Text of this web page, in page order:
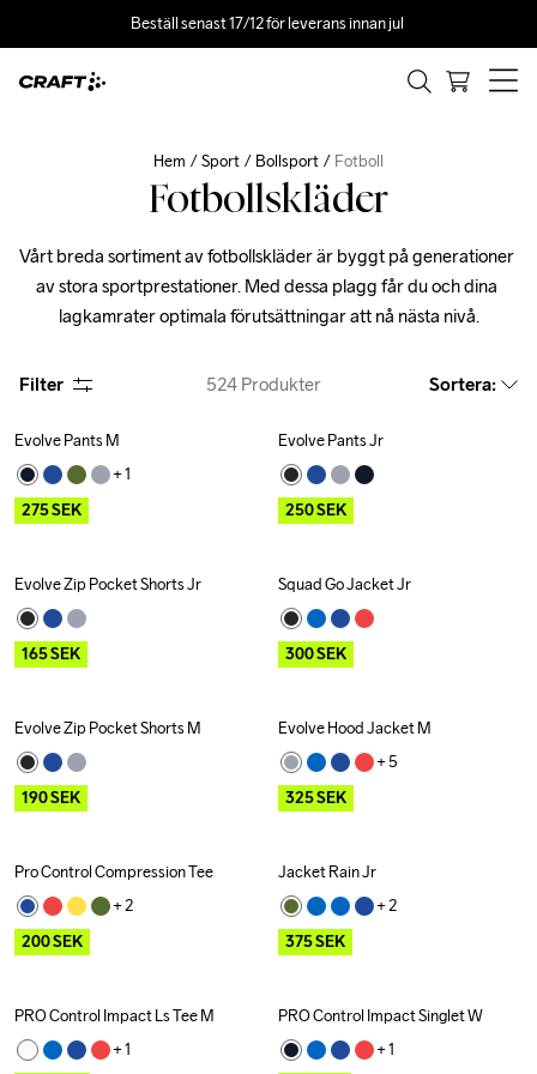
Beställ senast 17/12 för leverans innan jul
Hem Sport Bollsport Fotboll
Fotbollskläder
Vårt breda sortiment av fotbollskläder är byggt på generationer
av stora sportprestationer. Med dessa plagg får du och dina
lagkamrater optimala förutsättningar att nå nästa nivå.
Filter 524 Produkter Sortera:
Outlet
Evolve Pants M
+ 1
275SEK
Outlet
Evolve Pants Jr
250SEK
Outlet
Evolve Zip Pocket Shorts Jr
165SEK
Outlet
Squad Go Jacket Jr
300SEK
Outlet
Evolve Zip Pocket Shorts M
190SEK
Outlet
Evolve Hood Jacket M
+ 5
325SEK
Outlet
Pro Control Compression Tee
+ 2
200SEK
Outlet
Jacket Rain Jr
+ 2
375SEK
Outlet Recycled
PRO Control Impact Ls Tee M
+ 1
Outlet
PRO Control Impact Singlet W
+ 1